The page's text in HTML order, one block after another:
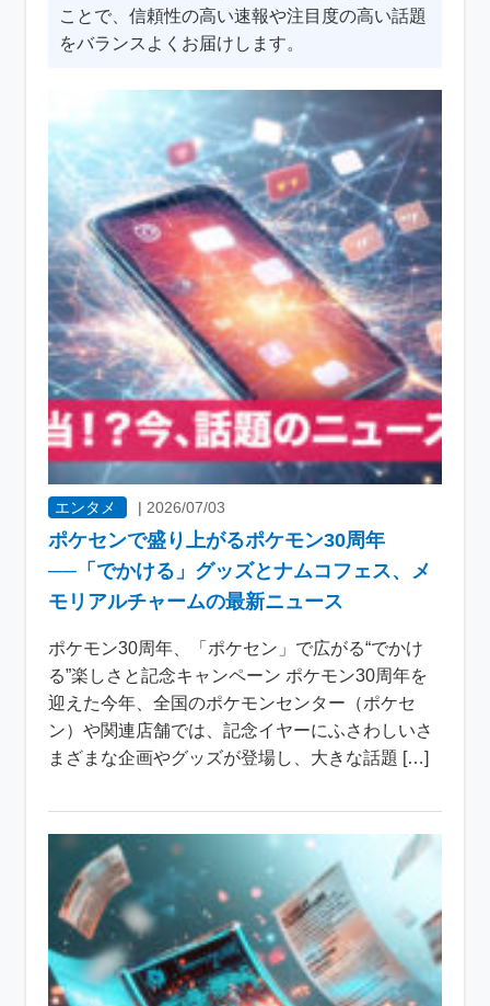
ことで、信頼性の高い速報や注目度の高い話題
をバランスよくお届けします。
エンタメ | 2026/07/03
ポケセンで盛り上がるポケモン30周年
──「でかける」グッズとナムコフェス、メ
モリアルチャームの最新ニュース
ポケモン30周年、「ポケセン」で広がる“でかけ
る”楽しさと記念キャンペーン ポケモン30周年を
迎えた今年、全国のポケモンセンター（ポケセ
ン）や関連店舗では、記念イヤーにふさわしいさ
まざまな企画やグッズが登場し、大きな話題 […]